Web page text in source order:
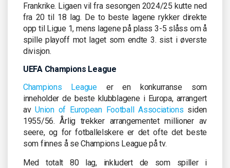
Frankrike. Ligaen vil fra sesongen 2024/25 kutte ned
fra 20 til 18 lag. De to beste lagene rykker direkte
opp til Ligue 1, mens lagene på plass 3-5 slåss om å
spille playoff mot laget som endte 3. sist i øverste
divisjon.
UEFA Champions League
Champions Leagueer en konkurranse som
inneholder de beste klubblagene i Europa, arrangert
avUnion of European Football Associations siden
1955/56. Årlig trekker arrangementet millioner av
seere, og for fotballelskere er det ofte det beste
som finnes å se Champions League på tv.
Med totalt 80 lag, inkludert de som spiller i